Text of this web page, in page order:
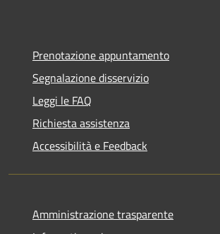
Prenotazione appuntamento
Segnalazione disservizio
Leggi le FAQ
Richiesta assistenza
Accessibilità e Feedback
Amministrazione trasparente